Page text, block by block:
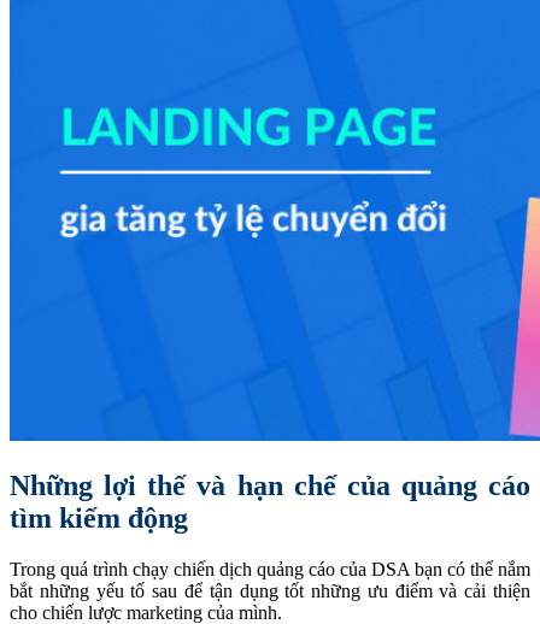
Những lợi thế và hạn chế của quảng cáo
tìm kiếm động
Trong quá trình chạy chiến dịch quảng cáo của DSA bạn có thể nắm
bắt những yếu tố sau để tận dụng tốt những ưu điểm và cải thiện
cho chiến lược marketing của mình.